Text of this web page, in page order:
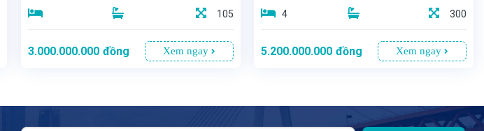
105
3.000.000.000 đồng Xem ngay
4
300
5.200.000.000 đồng Xem ngay